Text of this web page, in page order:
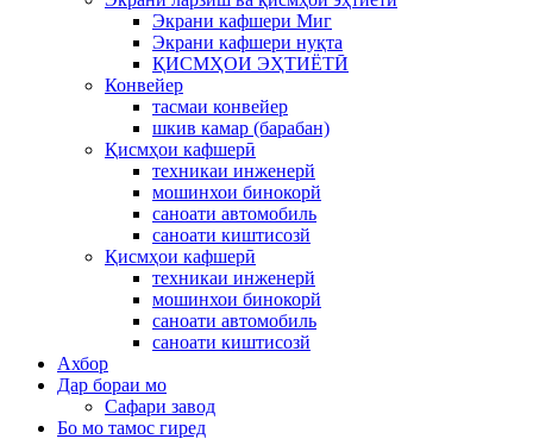
Экрани кафшери Миг
Экрани кафшери нуқта
ҚИСМҲОИ ЭҲТИЁТӢ
Конвейер
тасмаи конвейер
шкив камар (барабан)
Қисмҳои кафшерӣ
техникаи инженерй
мошинхои бинокорй
саноати автомобиль
саноати киштисозй
Қисмҳои кафшерӣ
техникаи инженерй
мошинхои бинокорй
саноати автомобиль
саноати киштисозй
Ахбор
Дар бораи мо
Сафари завод
Бо мо тамос гиред